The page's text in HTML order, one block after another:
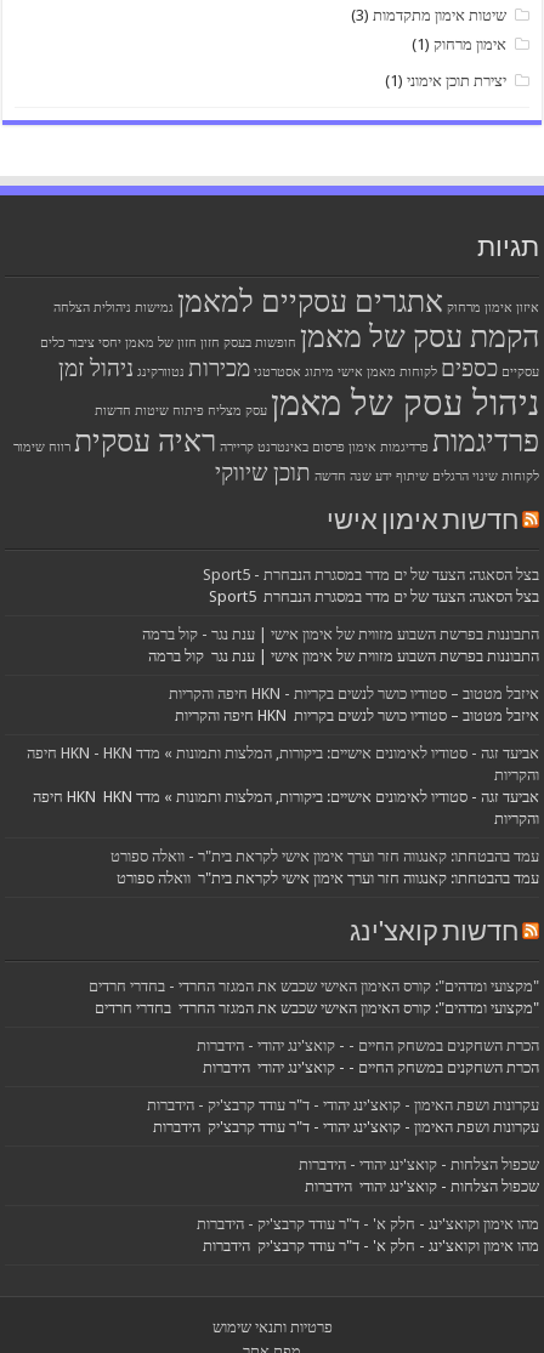
שיטות אימון מתקדמות (3)
אימון מרחוק(1)
יצירת תוכן אימוני(1)
תגיות
איזון אימון מרחוק אתגרים עסקיים למאמן גמישות ניהולית הצלחה
הקמת עסק של מאמן חופשות בעסק חזון חזון של מאמן יחסי ציבור כלים
עסקיים כספים לקוחות מאמן אישי מיתוג אסטרטגי מכירות נטוורקינג ניהול זמן
ניהול עסק של מאמן עסק מצליח פיתוח שיטות חדשות
פרדיגמות פרדיגמות אימון פרסום באינטרנט קריירה ראיה עסקית רווח שימור
לקוחות שינוי הרגלים שיתוף ידע שנה חדשה תוכן שיווקי
חדשות אימון אישי
בצל הסאגה: הצעד של ים מדר במסגרת הנבחרת - Sport5
בצל הסאגה: הצעד של ים מדר במסגרת הנבחרת Sport5
התבוננות בפרשת השבוע מזווית של אימון אישי | ענת נגר - קול ברמה
התבוננות בפרשת השבוע מזווית של אימון אישי | ענת נגר קול ברמה
איזבל מטטוב – סטודיו כושר לנשים בקריות - HKN חיפה והקריות
איזבל מטטוב – סטודיו כושר לנשים בקריות HKN חיפה והקריות
אביעד זגה - סטודיו לאימונים אישיים: ביקורות, המלצות ותמונות » מדד HKN - HKN חיפה
והקריות
אביעד זגה - סטודיו לאימונים אישיים: ביקורות, המלצות ותמונות » מדד HKN HKN חיפה
והקריות
עמד בהבטחתו: קאנגווה חזר וערך אימון אישי לקראת בית"ר - וואלה ספורט
עמד בהבטחתו: קאנגווה חזר וערך אימון אישי לקראת בית"ר וואלה ספורט
חדשות קואצ'ינג
"מקצועי ומדהים": קורס האימון האישי שכבש את המגזר החרדי - בחדרי חרדים
"מקצועי ומדהים": קורס האימון האישי שכבש את המגזר החרדי בחדרי חרדים
הכרת השחקנים במשחק החיים - - קואצ'ינג יהודי - הידברות
הכרת השחקנים במשחק החיים - - קואצ'ינג יהודי הידברות
עקרונות ושפת האימון - קואצ'ינג יהודי - ד"ר עודד קרבצ'יק - הידברות
עקרונות ושפת האימון - קואצ'ינג יהודי - ד"ר עודד קרבצ'יק הידברות
שכפול הצלחות - קואצ'ינג יהודי - הידברות
שכפול הצלחות - קואצ'ינג יהודי הידברות
מהו אימון וקואצ'ינג - חלק א' - ד"ר עודד קרבצ'יק - הידברות
מהו אימון וקואצ'ינג - חלק א' - ד"ר עודד קרבצ'יק הידברות
פרטיות ותנאי שימוש